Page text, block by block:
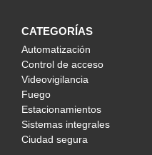
CATEGORÍAS
Automatización
Control de acceso
Videovigilancia
Fuego
Estacionamientos
Sistemas integrales
Ciudad segura